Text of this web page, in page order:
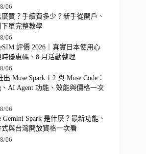
06
買？手續費多少？新手從開戶、
單完整教學
06
評價 2026｜真實日本使用心
優惠碼、8 月活動整理
06
出 Muse Spark 1.2 與 Muse Code：
、AI Agent 功能、效能與價格一次
06
Gemini Spark 是什麼？最新功能、
與台灣開放資格一次看
06